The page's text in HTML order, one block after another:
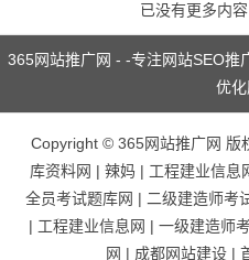
已没有更多内容
365网站推广网 - -专注网站SEO推
优
Copyright © 365网站推广网 版
库资料网 | 辣妈 | 工程建业信息
全员考试题库网 | 二级建造师考
| 工程建业信息网 | 一级建造师
网 | 成都网站建设 |